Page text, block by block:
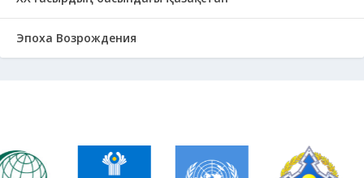
Эпоха Возрождения